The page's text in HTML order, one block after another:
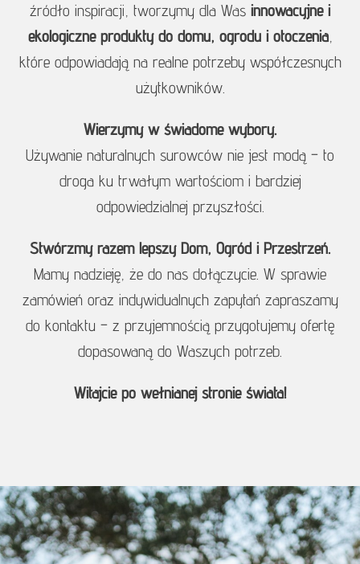
źródło inspiracji, tworzymy dla Was innowacyjne i
ekologiczne produkty do domu, ogrodu i otoczenia,
które odpowiadają na realne potrzeby współczesnych
użytkowników.
Wierzymy w świadome wybory.
Używanie naturalnych surowców nie jest modą – to
droga ku trwałym wartościom i bardziej
odpowiedzialnej przyszłości.
Stwórzmy razem lepszy Dom, Ogród i Przestrzeń.
Mamy nadzieję, że do nas dołączycie. W sprawie
zamówień oraz indywidualnych zapytań zapraszamy
do kontaktu – z przyjemnością przygotujemy ofertę
dopasowaną do Waszych potrzeb.
Witajcie po wełnianej stronie świata!